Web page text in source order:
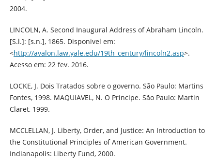
2004.
LINCOLN, A. Second Inaugural Address of Abraham Lincoln.
[S.l.]: [s.n.], 1865. Disponivel em:
<http://avalon.law.yale.edu/19th_century/lincoln2.asp>.
Acesso em: 22 fev. 2016.
LOCKE, J. Dois Tratados sobre o governo. São Paulo: Martins
Fontes, 1998. MAQUIAVEL, N. O Príncipe. São Paulo: Martin
Claret, 1999.
MCCLELLAN, J. Liberty, Order, and Justice: An Introduction to
the Constitutional Principles of American Government.
Indianapolis: Liberty Fund, 2000.